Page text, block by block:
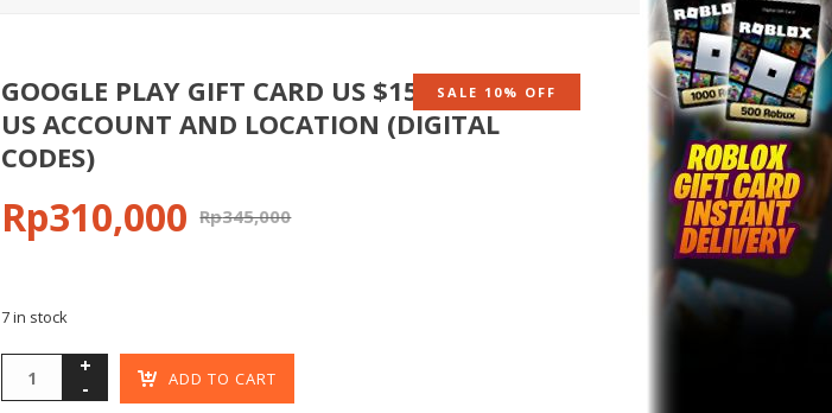
SALE 10% OFF
GOOGLE PLAY GIFT CARD US $15 – ONLY FOR
US ACCOUNT AND LOCATION (DIGITAL
CODES)
Rp345,000
Rp310,000
7 in stock
ADD TO CART